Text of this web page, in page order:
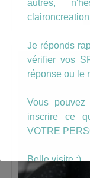
autres,
Je réponds
vérifier vos
réponse ou le
Vous pouvez
inscrire ce
VOTRE
Belle visite :)